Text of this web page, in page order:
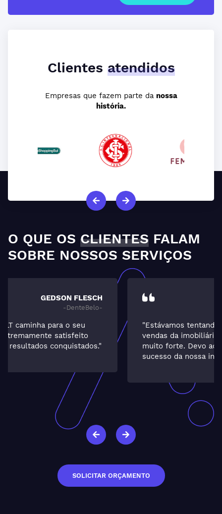
Clientes atendidos
Empresas que fazem parte da nossa
história.
O QUE OS CLIENTES FALAM
SOBRE NOSSOS SERVIÇOS
"Estávamos tentando alavancar o setor de
vendas da imobiliária, já que a locação é
muito forte. Devo ao trabalho da ALT o
sucesso da nossa investida. Muito satisfeita."
SOLICITAR ORÇAMENTO